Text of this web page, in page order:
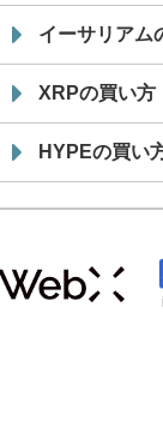
イーサリアム
XRPの買い方
HYPEの買い